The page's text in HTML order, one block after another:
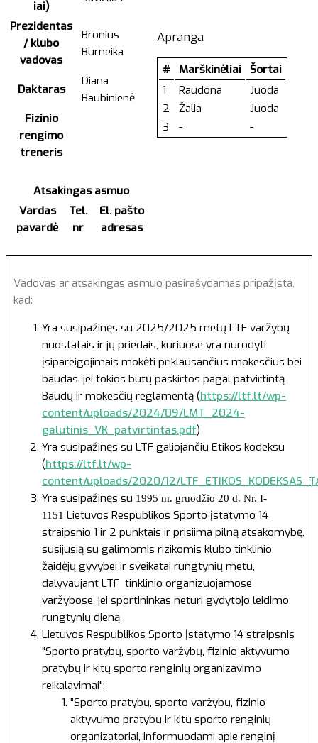
iai)
Prezidentas
/ klubo
vadovas
Bronius
Burneika
Daktaras
Diana
Baubinienė
Fizinio
rengimo
treneris
Atsakingas asmuo
Vardas
pavardė
Tel.
nr
El. pašto
adresas
Apranga
# Marškinėliai Šortai
1
Raudona
Juoda
2
Žalia
Juoda
3
- -
Vadovas ar atsakingas asmuo pasirašydamas pripažįsta,
kad:
Yra susipažinęs su 2025/2025 metų LTF varžybų
nuostatais ir jų priedais, kuriuose yra nurodyti
įsipareigojimais mokėti priklausančius mokesčius bei
baudas, jei tokios būtų paskirtos pagal patvirtintą
Baudų ir mokesčių reglamentą (https://ltf.lt/wp-
content/uploads/2024/09/LMT_2024-
galutinis_VK_patvirtintas.pdf)
Yra susipažinęs su LTF galiojančiu Etikos kodeksu
(https://ltf.lt/wp-
content/uploads/2020/12/
Yra susipažinęs su 1995 m. gruodžio 20 d. Nr. I-
1151 Lietuvos Respublikos Sporto įstatymo 14
straipsnio 1 ir 2 punktais ir prisiima pilną atsakomybę,
susijusią su galimomis rizikomis klubo tinklinio
žaidėjų gyvybei ir sveikatai rungtynių metu,
dalyvaujant LTF tinklinio organizuojamose
varžybose, jei sportininkas neturi gydytojo leidimo
rungtynių dieną.
Lietuvos Respublikos Sporto Įstatymo 14 straipsnis
"Sporto pratybų, sporto varžybų, fizinio aktyvumo
pratybų ir kitų sporto renginių organizavimo
reikalavimai":
"Sporto pratybų, sporto varžybų, fizinio
aktyvumo pratybų ir kitų sporto renginių
organizatoriai, informuodami apie renginį